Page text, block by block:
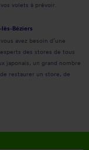
volets à prévoir.
Béziers
avez besoin d’une
des stores de tous
japonais, un grand nombre
restaurer un store, de